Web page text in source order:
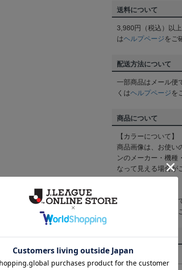
送料について
3,980円（税込）以
はヘルプページをご
配送方法について
一部商品はメール便
くはヘルプページを
商品について
【カラーについて】
商品画像は、お使い
ンのメーカー・機種
なって見える場合が
取り扱い商品によっ
予告なく変更になる
その他
決済について